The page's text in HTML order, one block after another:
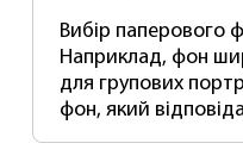
Вибір паперового
Наприклад, фон
для групових
фон, який